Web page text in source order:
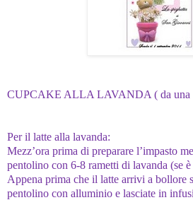
CUPCAKE ALLA LAVANDA ( da una
Per il latte alla lavanda:
Mezz’ora prima di preparare l’impasto
pentolino con 6-8 rametti di lavanda (se
Appena prima che il latte arrivi a bollore
pentolino con alluminio e lasciate in